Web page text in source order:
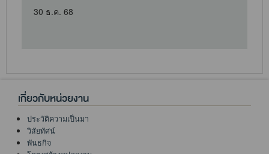
30 ธ.ค. 68
เกี่ยวกับหน่วยงาน
ประวัติความเป็นมา
วิสัยทัศน์
พันธกิจ